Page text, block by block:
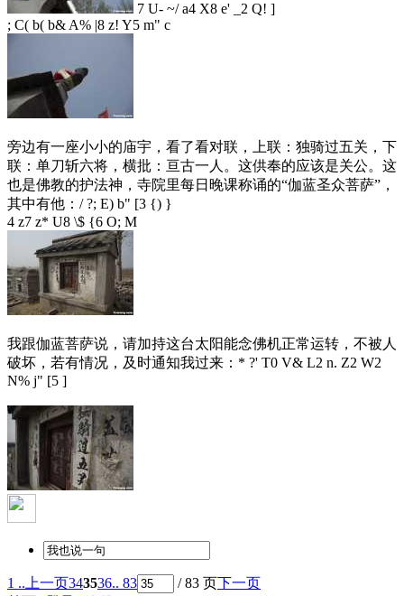
7 U- ~/ a4 X8 e' _2 Q! ]
; C( b( b& A% |8 z! Y5 m" c
旁边有一座小小的庙宇，看了看对联，上联：独骑过五关，下
联：单刀斩六将，横批：亘古一人。这供奉的应该是关公。这
也是佛教的护法神，寺院里每日晚课称诵的“伽蓝圣众菩萨”，
其中有他： / ?; E) b" [3 {) }
4 z7 z* U8 \$ {6 O; M
我跟伽蓝菩萨说，请加持这台太阳能念佛机正常运转，不被人
破坏，若有情况，及时通知我过来： * ?' T0 V& L2 n. Z2 W2
N% j" [5 ]
1 ..上一页343536.. 83 / 83 页
下一页